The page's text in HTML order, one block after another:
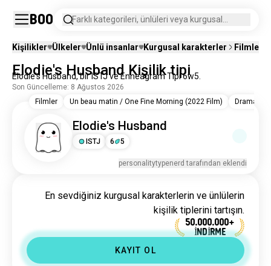
Boo
Farklı kategorileri, ünlüleri veya kurgusal
Kişilikler Ülkeler Ünlü insanlar Kurgusal karakterler Filmler
Elodie's Husband Kişilik tipi
Elodie's Husband, bir ISTJ ve Enneagram Tipi 6w5.
Son Güncelleme: 8 Ağustos 2026
Elodie's Husband
ISTJ 6 5
Filmler Un beau matin / One Fine Morning (2022 Film) Drama
personalitytypenerd tarafından eklendi
En sevdiğiniz kurgusal karakterlerin ve ünlülerin
kişilik tiplerini tartışın.
50.000.000+
İNDİRME
KAYIT OL